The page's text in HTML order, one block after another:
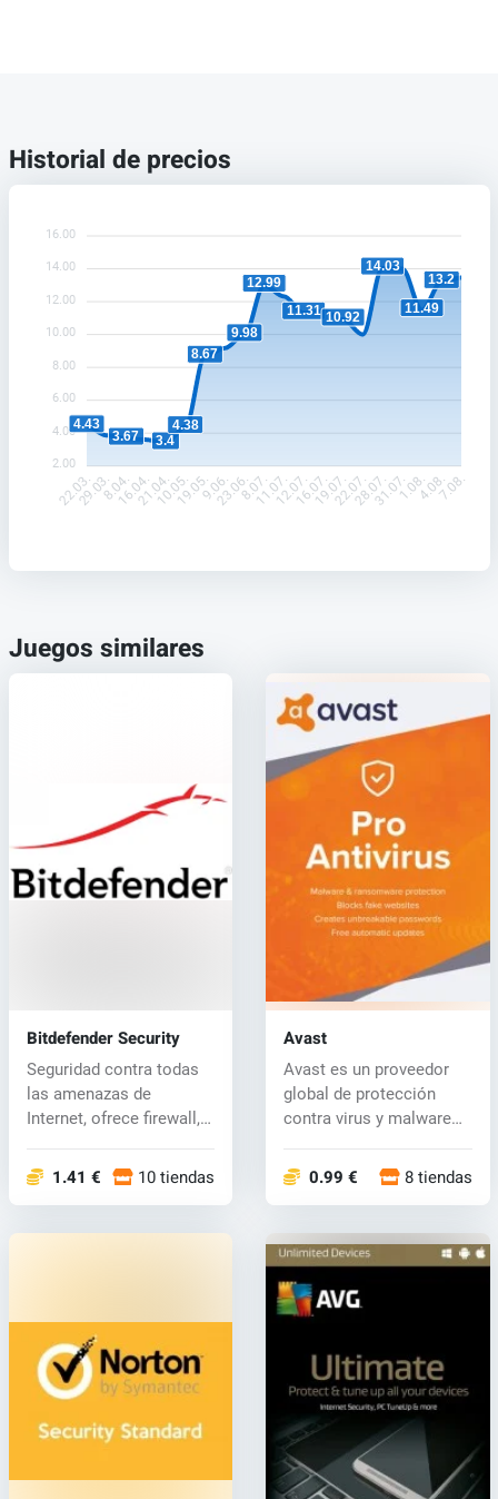
Historial de precios
16.00
14.00
12.00
10.00
8.00
6.00
4.00
2.00
4.43
3.67
3.4
4.38
8.67
9.98
12.99
11.31 10.92
14.03
11.49
13.2
22.03.29.03.8.04.16.04.21.04.10.05.19.05.9.06.23.06.8.07.11.07.12.07.16.07.19.07.22.07.28.07.31.07.1.08.4.08.7.08.
Juegos similares
Bitdefender Security
Seguridad contra todas
las amenazas de
Internet, ofrece firewall,
1.41 € 10 tiendas
Avast
Avast es un proveedor
global de protección
contra virus y malware
0.99 € 8 tiendas